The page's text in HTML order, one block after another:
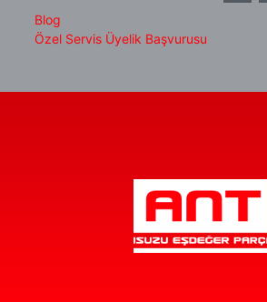
Blog
Özel Servis Üyelik Başvurusu